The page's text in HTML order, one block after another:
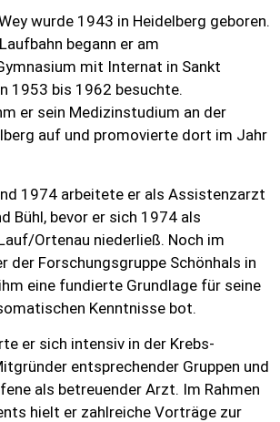
wurde 1943 in Heidelberg geboren.
begann er am
mit Internat in Sankt
1953 bis 1962 besuchte.
er sein Medizinstudium an der
auf und promovierte dort im Jahr
1974 arbeitete er als Assistenzarzt
Bühl, bevor er sich 1974 als
Ortenau niederließ. Noch im
der Forschungsgruppe Schönhals in
eine fundierte Grundlage für seine
Kenntnisse bot.
er sich intensiv in der Krebs-
entsprechender Gruppen und
als betreuender Arzt. Im Rahmen
hielt er zahlreiche Vorträge zur